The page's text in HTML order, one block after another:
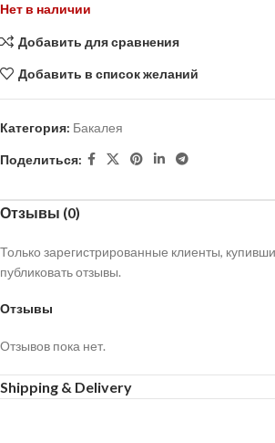
Нет в наличии
Добавить для сравнения
Добавить в список желаний
Категория: Бакалея
Поделиться:
Отзывы (0)
Отзывы
Отзывов пока нет.
Только зарегистрированные клиенты,
публиковать отзывы.
Shipping & Delivery